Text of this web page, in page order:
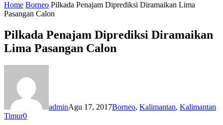
Home Borneo Pilkada Penajam Diprediksi Diramaikan Lima
Pasangan Calon
Pilkada Penajam Diprediksi Diramaikan
Lima Pasangan Calon
adminAgu 17, 2017Borneo, Kalimantan, Kalimantan
Timur0